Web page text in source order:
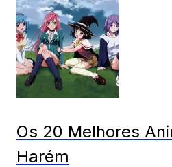
Os 20 Melhores
Harém